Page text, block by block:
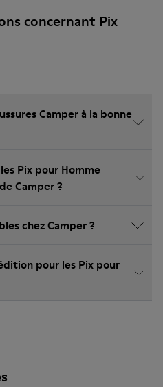
concernant Pix
Camper à la bonne
Pix pour Homme
Camper ?
chez Camper ?
pour les Pix pour